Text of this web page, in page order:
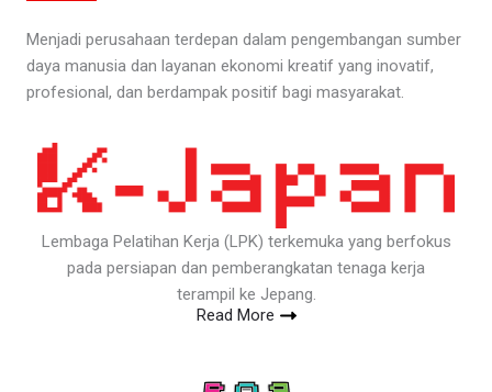
Menjadi perusahaan terdepan dalam pengembangan sumber
daya manusia dan layanan ekonomi kreatif yang inovatif,
profesional, dan berdampak positif bagi masyarakat.
Lembaga Pelatihan Kerja (LPK) terkemuka yang berfokus
pada persiapan dan pemberangkatan tenaga kerja
terampil ke Jepang.
Read More